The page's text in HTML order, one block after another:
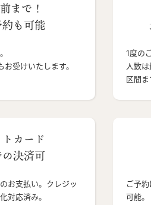
まで！
も可能
受けいたします。
1度の
人数
区間ま
カード
の決済可
お支払い。クレジッ
対応済み。
ご予
可能。